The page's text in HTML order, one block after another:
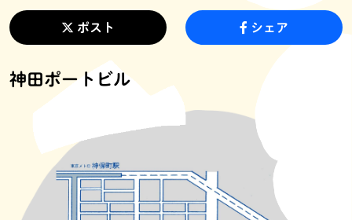
ポスト シェア
神田ポートビル